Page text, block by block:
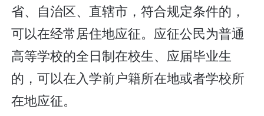
省、自治区、直辖市，符合规定条件的，
可以在经常居住地应征。应征公民为普通
高等学校的全日制在校生、应届毕业生
的，可以在入学前户籍所在地或者学校所
在地应征。